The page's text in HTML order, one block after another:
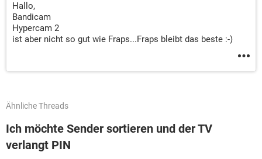
Hallo,
Bandicam
Hypercam 2
ist aber nicht so gut wie Fraps...Fraps bleibt das beste :-)
Ähnliche Threads
Ich möchte Sender sortieren und der TV
verlangt PIN